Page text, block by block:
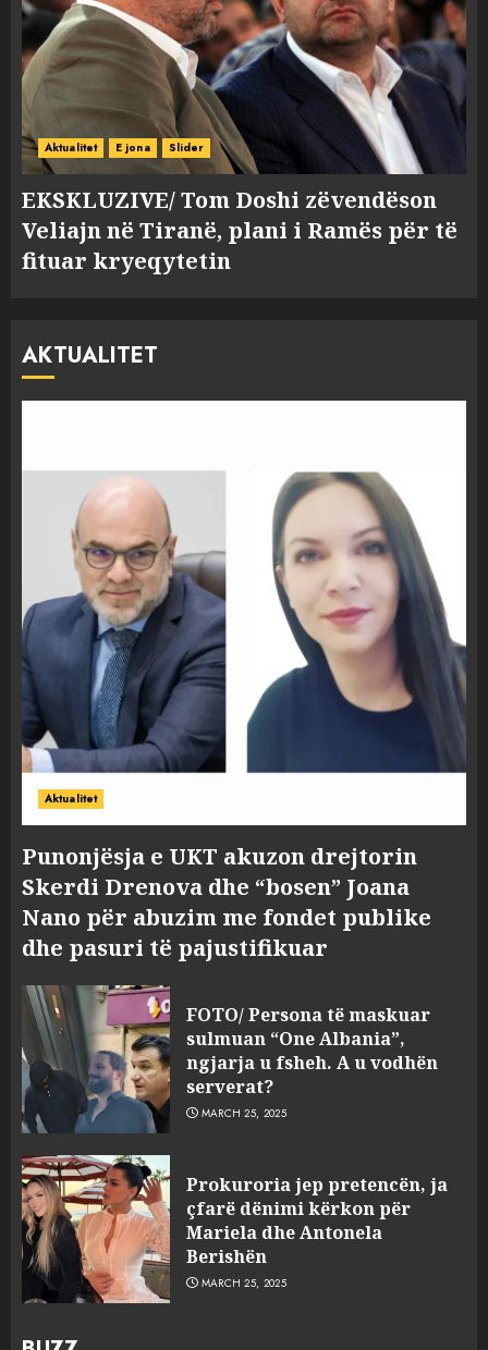
Aktualitet E jona Slider
EKSKLUZIVE/ Tom Doshi zëvendëson
Veliajn në Tiranë, plani i Ramës për të
fituar kryeqytetin
AKTUALITET
Aktualitet
Punonjësja e UKT akuzon drejtorin
Skerdi Drenova dhe “bosen” Joana
Nano për abuzim me fondet publike
dhe pasuri të pajustifikuar
FOTO/ Persona të maskuar
sulmuan “One Albania”,
ngjarja u fsheh. A u vodhën
serverat?
MARCH 25, 2025
Prokuroria jep pretencën, ja
çfarë dënimi kërkon për
Mariela dhe Antonela
Berishën
MARCH 25, 2025